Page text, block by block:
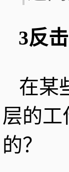
3反
在某
层的工
的？